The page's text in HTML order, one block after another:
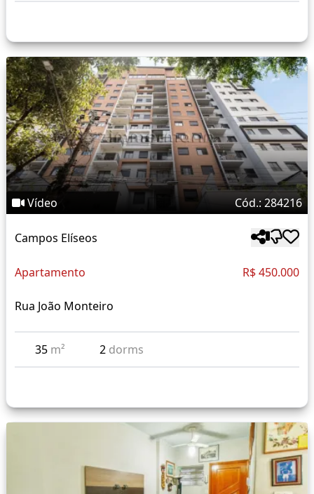
Vídeo Cód.: 284216
Campos Elíseos
Apartamento R$ 450.000
Rua João Monteiro
35 m² 2 dorms